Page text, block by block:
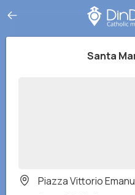
Santa
Piazza Vittorio